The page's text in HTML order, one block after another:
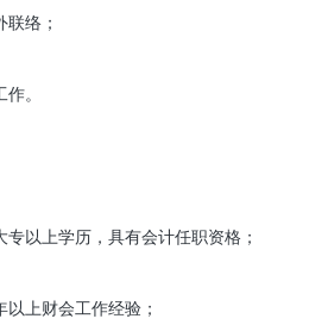
络；
。
以上学历，具有会计任职资格；
上财会工作经验；